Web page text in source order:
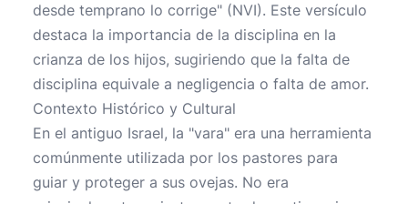
desde temprano lo corrige" (NVI). Este versículo
destaca la importancia de la disciplina en la
crianza de los hijos, sugiriendo que la falta de
disciplina equivale a negligencia o falta de amor.
Contexto Histórico y Cultural
En el antiguo Israel, la "vara" era una herramienta
comúnmente utilizada por los pastores para
guiar y proteger a sus ovejas. No era